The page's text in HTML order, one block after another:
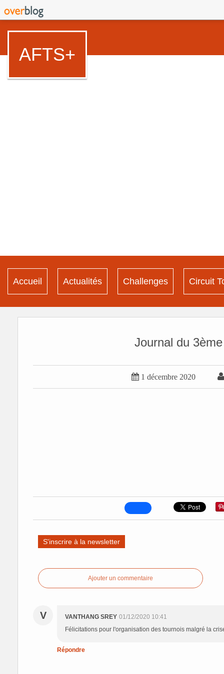
AFTS+
Accueil Actualités Challenges Circuit
Journal du
 1 décembre 2020
S'inscrire à la newsletter
Ajouter un commentaire
V VANTHANG SREY 01/12/2020 10:41
Félicitations pour l'organisation des tournois malgré la
Répondre